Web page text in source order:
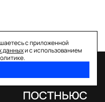
с приложенной
данныхи с использованием